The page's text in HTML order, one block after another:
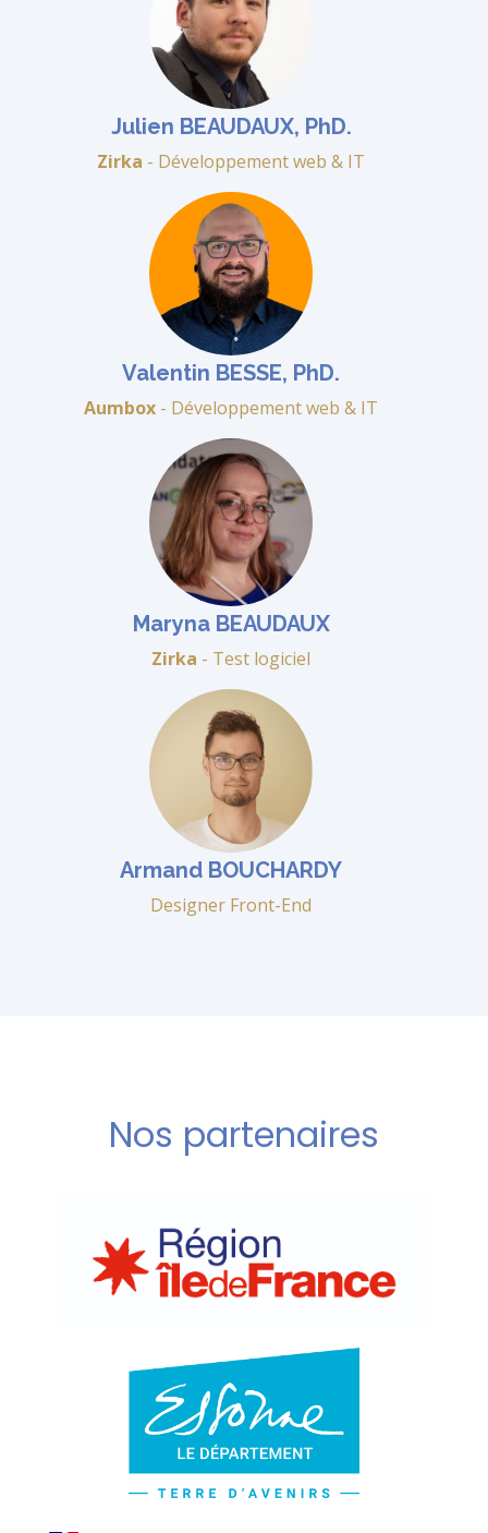
Julien BEAUDAUX, PhD.
Zirka - Développement web & IT
Valentin BESSE, PhD.
Aumbox - Développement web & IT
Maryna BEAUDAUX
Zirka - Test logiciel
Armand BOUCHARDY
Designer Front-End
Nos partenaires